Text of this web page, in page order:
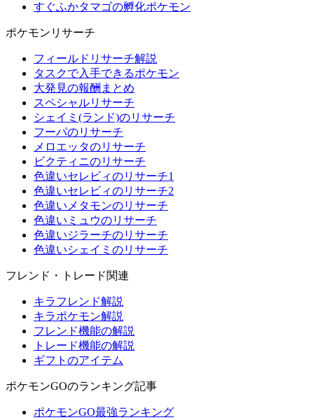
すぐふかタマゴの孵化ポケモン
ポケモンリサーチ
フィールドリサーチ解説
タスクで入手できるポケモン
大発見の報酬まとめ
スペシャルリサーチ
シェイミ(ランド)のリサーチ
フーパのリサーチ
メロエッタのリサーチ
ビクティニのリサーチ
色違いセレビィのリサーチ1
色違いセレビィのリサーチ2
色違いメタモンのリサーチ
色違いミュウのリサーチ
色違いジラーチのリサーチ
色違いシェイミのリサーチ
フレンド・トレード関連
キラフレンド解説
キラポケモン解説
フレンド機能の解説
トレード機能の解説
ギフトのアイテム
ポケモンGOのランキング記事
ポケモンGO最強ランキング